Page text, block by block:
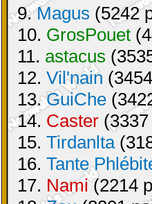
9.Magus (5242
10. GrosPouet
11. astacus
12. Vil'nain
13.GuiChe
14. Caster
15. Tirdanlta
16. Tante
17. Nami(2214